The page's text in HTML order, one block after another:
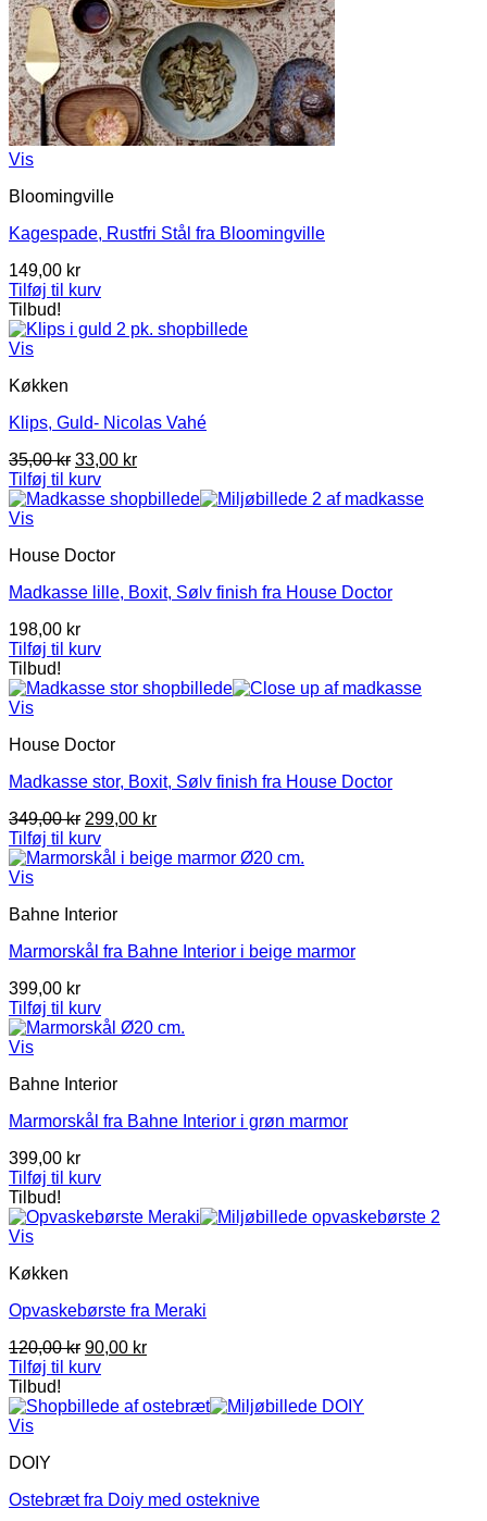
Vis
Bloomingville
Kagespade, Rustfri Stål fra Bloomingville
149,00 kr
Tilføj til kurv
Tilbud!
Vis
Køkken
Klips, Guld- Nicolas Vahé
35,00kr Den
oprindelige
pris
33,00 krDen
pris
Tilføj til kurv
Vis
House Doctor
Madkasse lille, Boxit, Sølv finish fra House Doctor
198,00 kr
Tilføj til kurv
Tilbud!
Vis
House Doctor
Madkasse stor, Boxit, Sølv finish fra House Doctor
349,00kr Den
oprindelige
pris
299,00 krDen
pris
Tilføj til kurv
Vis
Bahne Interior
Marmorskål fra Bahne Interior i beige marmor
399,00 kr
Tilføj til kurv
Vis
Bahne Interior
Marmorskål fra Bahne Interior i grøn marmor
399,00 kr
Tilføj til kurv
Tilbud!
Vis
Køkken
Opvaskebørste fra Meraki
120,00kr Den
oprindelige
var:
90,00 krDen
er:
Tilføj til kurv
Tilbud!
Vis
DOIY
Ostebræt fra Doiy med osteknive